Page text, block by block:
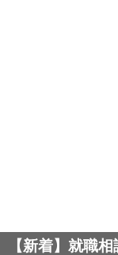
【新着】就職相